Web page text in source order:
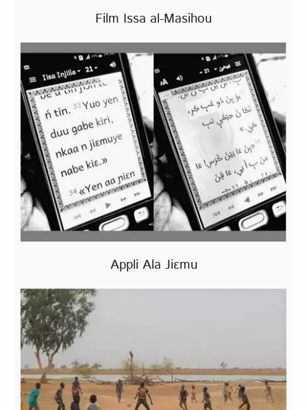
Film Issa al-Masihou
Appli Ala Jiɛmu